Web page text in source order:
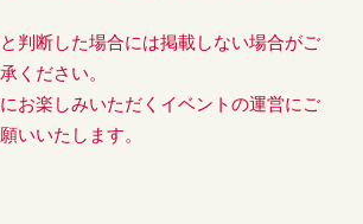
判断した場合には掲載しない場合がご
ください。
お楽しみいただくイベントの運営にご
いいたします。